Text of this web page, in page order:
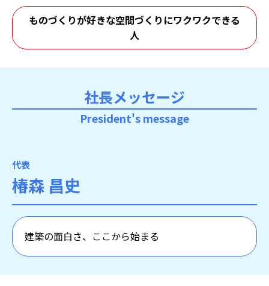
ものづくりが好きな空間づくりにワクワクできる
人
社長メッセージ
President's message
代表
椿森 昌史
建築の面白さ、ここから始まる